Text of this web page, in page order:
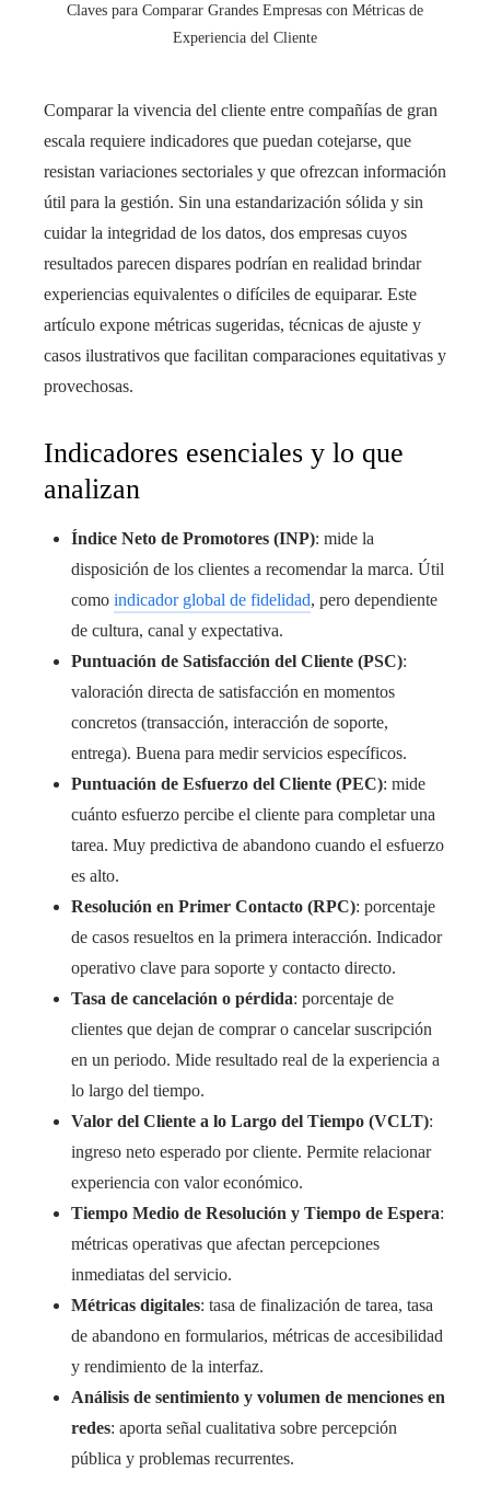
Claves para Comparar Grandes Empresas con Métricas de
Experiencia del Cliente
Comparar la vivencia del cliente entre compañías de gran
escala requiere indicadores que puedan cotejarse, que
resistan variaciones sectoriales y que ofrezcan información
útil para la gestión. Sin una estandarización sólida y sin
cuidar la integridad de los datos, dos empresas cuyos
resultados parecen dispares podrían en realidad brindar
experiencias equivalentes o difíciles de equiparar. Este
artículo expone métricas sugeridas, técnicas de ajuste y
casos ilustrativos que facilitan comparaciones equitativas y
provechosas.
Indicadores esenciales y lo que
analizan
Índice Neto de Promotores (INP): mide la
disposición de los clientes a recomendar la marca. Útil
como indicador global de fidelidad, pero dependiente
de cultura, canal y expectativa.
Puntuación de Satisfacción del Cliente (PSC):
valoración directa de satisfacción en momentos
concretos (transacción, interacción de soporte,
entrega). Buena para medir servicios específicos.
Puntuación de Esfuerzo del Cliente (PEC): mide
cuánto esfuerzo percibe el cliente para completar una
tarea. Muy predictiva de abandono cuando el esfuerzo
es alto.
Resolución en Primer Contacto (RPC): porcentaje
de casos resueltos en la primera interacción. Indicador
operativo clave para soporte y contacto directo.
Tasa de cancelación o pérdida: porcentaje de
clientes que dejan de comprar o cancelar suscripción
en un periodo. Mide resultado real de la experiencia a
lo largo del tiempo.
Valor del Cliente a lo Largo del Tiempo (VCLT):
ingreso neto esperado por cliente. Permite relacionar
experiencia con valor económico.
Tiempo Medio de Resolución y Tiempo de Espera:
métricas operativas que afectan percepciones
inmediatas del servicio.
Métricas digitales: tasa de finalización de tarea, tasa
de abandono en formularios, métricas de accesibilidad
y rendimiento de la interfaz.
Análisis de sentimiento y volumen de menciones en
redes: aporta señal cualitativa sobre percepción
pública y problemas recurrentes.